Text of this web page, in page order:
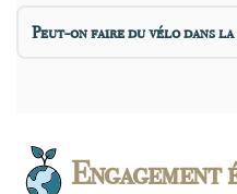
Peut-on faire du vélo dans la
Engagement